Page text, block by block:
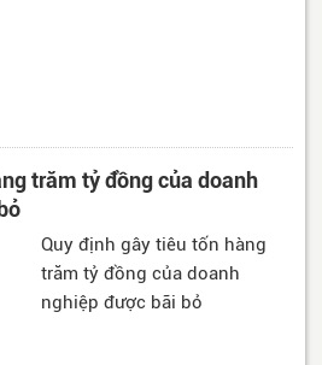
trăm tỷ đồng của doanh
Quy định gây tiêu tốn hàng
trăm tỷ đồng của doanh
nghiệp được bãi bỏ